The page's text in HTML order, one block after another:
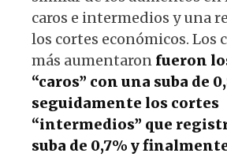
caros e intermedios y una
los cortes económicos. Los
más aumentaron fueron
“caros” con una suba de
seguidamente los cortes
“intermedios” que
suba de 0,7% y